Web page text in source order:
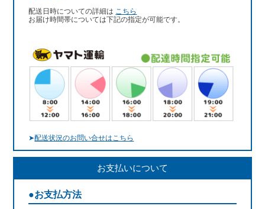
配送日時についての詳細は こちら
お届け時間帯については下記の指定が可能です。
➤配送状況のお問い合せはこちら
お支払いについて
●お支払方法